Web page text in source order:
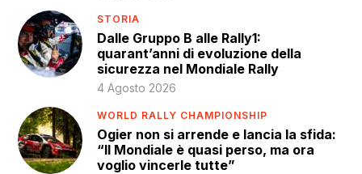
STORIA
Dalle Gruppo B alle Rally1:
quarant’anni di evoluzione della
sicurezza nel Mondiale Rally
4 Agosto 2026
WORLD RALLY CHAMPIONSHIP
Ogier non si arrende e lancia la sfida:
“Il Mondiale è quasi perso, ma ora
voglio vincerle tutte”